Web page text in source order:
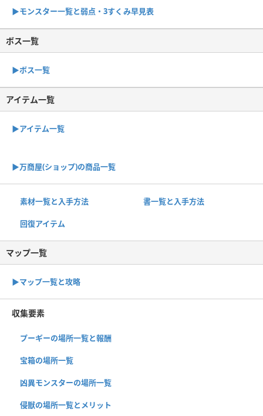
▶︎モンスター一覧と弱点・3すくみ早見表
ボス一覧
▶︎ボス一覧
アイテム一覧
▶アイテム一覧
▶︎万商屋(ショップ)の商品一覧
素材一覧と入手方法 書一覧と入手方法
回復アイテム
マップ一覧
▶︎マップ一覧と攻略
収集要素
プーギーの場所一覧と報酬
宝箱の場所一覧
凶異モンスターの場所一覧
侵獣の場所一覧とメリット